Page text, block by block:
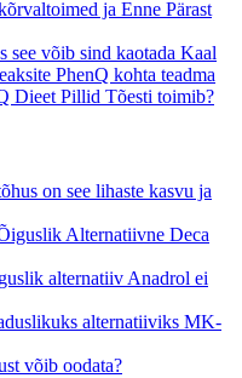
ja Enne Pärast
see võib sind kaotada Kaal
PhenQ kohta teadma
Dieet Pillid Tõesti toimib?
on see lihaste kasvu ja
Alternatiivne Deca
alternatiiv Anadrol ei
alternatiiviks MK-
võib oodata?